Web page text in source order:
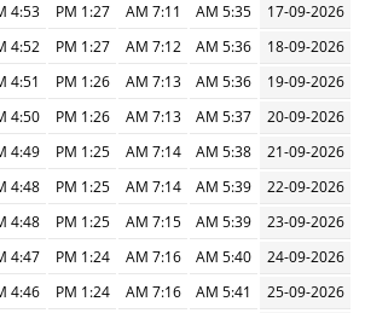
17-09-2026
5:35 AM
7:11 AM
1:27 PM
4:53 PM
18-09-2026
5:36 AM
7:12 AM
1:27 PM
4:52 PM
19-09-2026
5:36 AM
7:13 AM
1:26 PM
4:51 PM
20-09-2026
5:37 AM
7:13 AM
1:26 PM
4:50 PM
21-09-2026
5:38 AM
7:14 AM
1:25 PM
4:49 PM
22-09-2026
5:39 AM
7:14 AM
1:25 PM
4:48 PM
23-09-2026
5:39 AM
7:15 AM
1:25 PM
4:48 PM
24-09-2026
5:40 AM
7:16 AM
1:24 PM
4:47 PM
25-09-2026
5:41 AM
7:16 AM
1:24 PM
4:46 PM